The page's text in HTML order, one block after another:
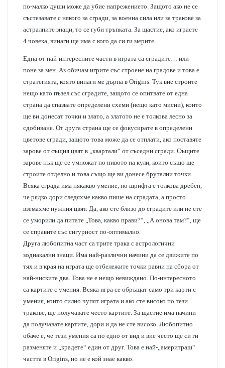
по-малко души може да убие напрежението. Защото ако не се
състезавате с някого за сгради, за военна сила или за тракове за
астралните знаци, то се губи тръпката. За щастие, ако играете
4 човека, винаги ще има с кого да си ги мерите.
Една от най-интересните части в играта са сградите… или
поне за мен. Аз обичам игрите със строене на градове и това е
стратегията, която винаги ме дърпа в Origins. Тук вие строите
нещо като пъзел със сградите, защото се опитвате от една
страна да спазвате определени схеми (нещо като мисии), които
ще ви донесат точки и злато, а златото не е толкова лесно за
сдобиване. От друга страна ще се фокусирате в определени
цветове сгради, защото това може да се отплати, ако поставяте
зарове от същия цвят в „квартали“ от съседни сгради. Същите
зарове пък ще се умножат по нивото на кули, които също ще
строите отделно и това също ще ви донесе брутални точки.
Всяка сграда има някакво умение, но шрифта е толкова дребен,
че рядко дори следяхме какво пише на сградата, а просто
вземахме нужния цвят. Да, ако сте близо до сградите или не сте
се уморили да питате „Това, какво прави?“, „А онова там?“, ще
се справите със сигурност по-оптимално.
Друга любопитна част са трите трака с астрологични
зодиакални знаци. Има най-различни начини да се движите по
тях и в края на играта ще отбележите точки равни на сбора от
най-ниските два. Това не е нещо невиждано. По-интересното
са картите с умения. Всяка игра се обръщат само три карти с
умения, които силно чупят играта и ако сте високо по тези
тракове, ще получавате често картите. За щастие има начини
да получавате картите, дори и да не сте високо. Любопитно
обаче е, че тези умения са по едно от вид и вие често ще си ги
разменяте и „крадете“ един от друг. Това е най-„америтраш“
частта в Origins, но не е кой знае какво.